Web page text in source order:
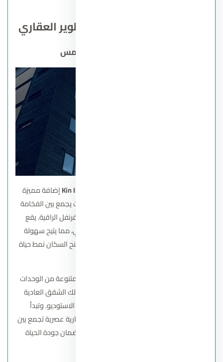
مشروعات شركة اماراي للتطوير العقاري
كمبوند كين التجمع الخامس
إضافة مميزة
للمجتمعات السكنية في القاهرة الجديدة، حيث يجمع بين الفخامة
والراحة والموقع الاستراتيجي في منطقة القرنفل الراقية. يقع
المشروع مباشرة على شارع التسعين الشمالي، مما يتيح سهولة
الوصول إلى أهم الطرق والمحاور الحيوية، ويمنح السكان نمط حياة
يقدم كمبوند كين التجمع الخامس مجموعة متنوعة من الوحدات
السكنية التي تناسب جميع الأذواق، بما في ذلك الشقق العادية
والدوبلكس والبنتهاوس، إلى جانب وحدات الاستوديو. وتبدأ
المساحات من 50 متر مربع، مع تصميمات معمارية عصرية تجمع بين
الرقي والوظائفية، مع الاهتمام بالتفاصيل لضمان جودة الحياة